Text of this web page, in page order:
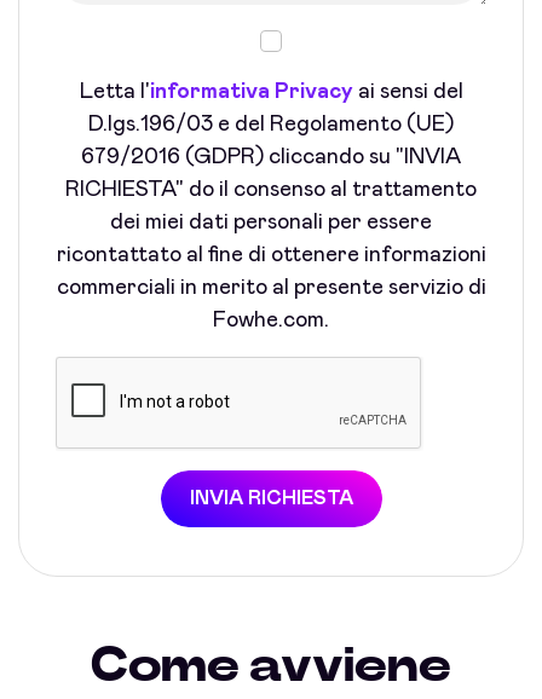
Letta l'informativa Privacyai sensi del
D.lgs.196/03 e del Regolamento (UE)
679/2016 (GDPR) cliccando su "INVIA
RICHIESTA" do il consenso al trattamento
dei miei dati personali per essere
ricontattato al fine di ottenere informazioni
commerciali in merito al presente servizio di
Fowhe.com.
INVIA RICHIESTA
Come avviene